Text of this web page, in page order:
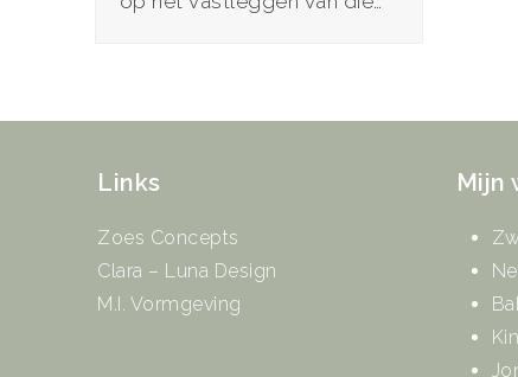
Links
Zoes Concepts
Clara – Luna Design
M.I. Vormgeving
Mijn